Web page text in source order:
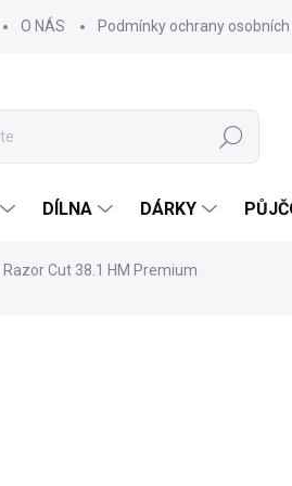
O NÁS Podmínky ochrany osobních
Hledat
DÍLNA DÁRKY
Cut 38.1 HM Premium